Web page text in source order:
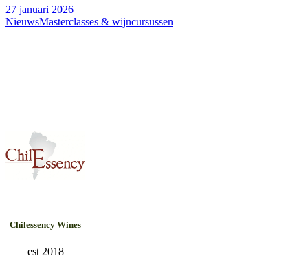
27 januari 2026
NieuwsMasterclasses & wijncursussen
Chilessency Wines
est 2018